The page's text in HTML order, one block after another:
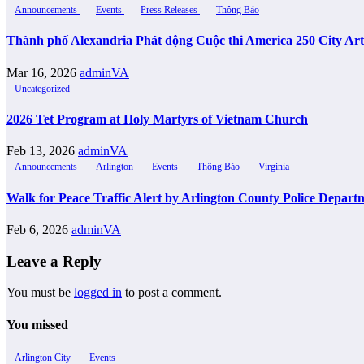
Announcements Events Press Releases Thông Báo
Thành phố Alexandria Phát động Cuộc thi America 250 City
Mar 16, 2026 adminVA
Uncategorized
2026 Tet Program at Holy Martyrs of Vietnam Church
Feb 13, 2026 adminVA
Announcements Arlington Events Thông Báo Virginia
Walk for Peace Traffic Alert by Arlington County Police
Feb 6, 2026 adminVA
Leave a Reply
You must be logged in to post a comment.
You missed
Arlington City Events